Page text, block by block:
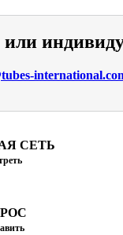
СЕТЬ